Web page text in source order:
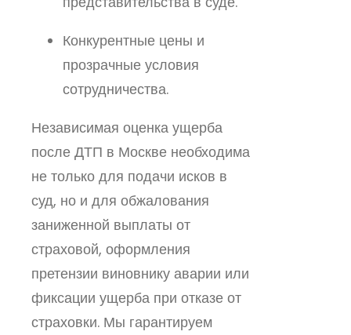
Конкурентные цены и
прозрачные условия
сотрудничества.
Независимая оценка ущерба
после ДТП в Москве необходима
не только для подачи исков в
суд, но и для обжалования
заниженной выплаты от
страховой, оформления
претензии виновнику аварии или
фиксации ущерба при отказе от
страховки. Мы гарантируем